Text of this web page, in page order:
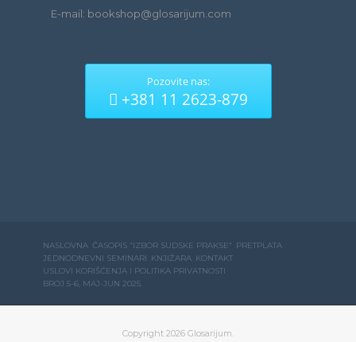
E-mail: bookshop@glosarijum.com
Pozovite nas:
+381 11 2623-879
NASLOVNA ČASOPIS “IZBOR SUDSKE PRAKSE” PRETPLATA
JEDNODNEVNI SEMINARI KNJIŽARA KONTAKT
USLOVI KORIŠĆENJA I POLITIKA PRIVATNOSTI
BROJ 5-6, MAJ-JUN 2025.
Copyright 2026 Glosarijum.